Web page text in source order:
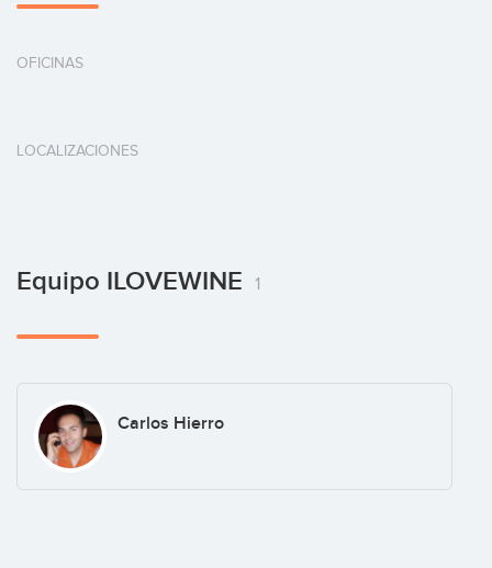
OFICINAS
LOCALIZACIONES
Equipo ILOVEWINE 1
Carlos Hierro